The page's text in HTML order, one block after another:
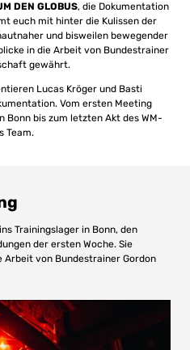
DEN GLOBUS, die Dokumentation
euch mit hinter die Kulissen der
und bisweilen bewegender
in die Arbeit von Bundestrainer
gewährt.
Lucas Kröger und Basti
Vom ersten Meeting
Bonn bis zum letzten Akt des WM-
Team.
Trainingslager in Bonn, den
der ersten Woche. Sie
Arbeit von Bundestrainer Gordon